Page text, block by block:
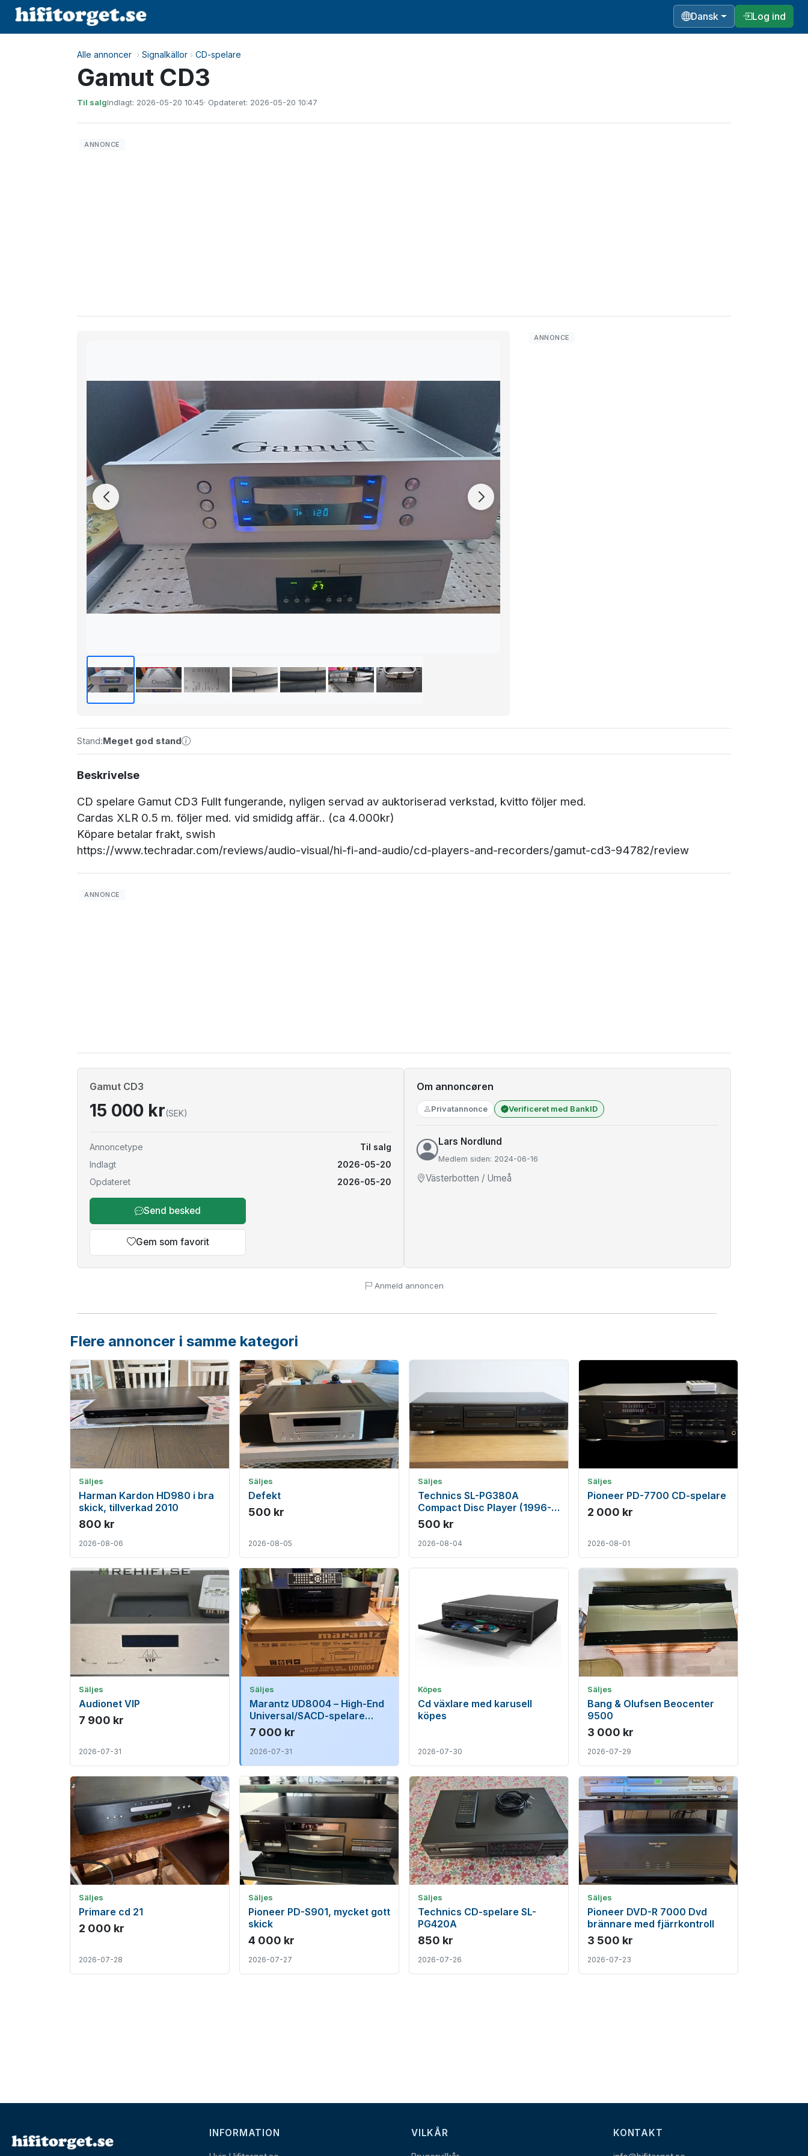
Dansk Log ind
Alle annoncer › Signalkällor › CD-spelare
Gamut CD3
Til salgIndlagt: 2026-05-20 10:45· Opdateret: 2026-05-20 10:47
Stand:Meget god stand
Beskrivelse
CD spelare Gamut CD3 Fullt fungerande, nyligen servad av auktoriserad verkstad, kvitto följer med.
Cardas XLR 0.5 m. följer med. vid smididg affär.. (ca 4.000kr)
Köpare betalar frakt, swish
https://www.techradar.com/reviews/audio-visual/hi-fi-and-audio/cd-players-and-recorders/gamut-cd3-94782/review
Gamut CD3
15 000 kr(SEK)
Annoncetype
Til salg
Indlagt
2026-05-20
Opdateret
2026-05-20
Send besked
Gem som favorit
Om annoncøren
Privatannonce Verificeret med BankID
Lars Nordlund
Medlem siden: 2024-06-16
Västerbotten / Umeå
Anmeld annoncen
Flere annoncer i samme kategori
Säljes
Harman Kardon HD980 i bra
skick, tillverkad 2010
800 kr
2026-08-06
Säljes
Defekt
500 kr
2026-08-05
Säljes
Technics SL-PG380A
Compact Disc Player (1996-
98)
500 kr
2026-08-04
Säljes
Pioneer PD-7700 CD-spelare
2 000 kr
2026-08-01
Säljes
Audionet VIP
7 900 kr
2026-07-31
Säljes
Marantz UD8004 – High-End
Universal/SACD-spelare
(Komplett m. originalkartong)
7 000 kr
2026-07-31
Köpes
Cd växlare med karusell
köpes
2026-07-30
Säljes
Bang & Olufsen Beocenter
9500
3 000 kr
2026-07-29
Säljes
Primare cd 21
2 000 kr
2026-07-28
Säljes
Pioneer PD-S901, mycket gott
skick
4 000 kr
2026-07-27
Säljes
Technics CD-spelare SL-
PG420A
850 kr
2026-07-26
Säljes
Pioneer DVD-R 7000 Dvd
brännare med fjärrkontroll
3 500 kr
2026-07-23
INFORMATION VILKÅR KONTAKT